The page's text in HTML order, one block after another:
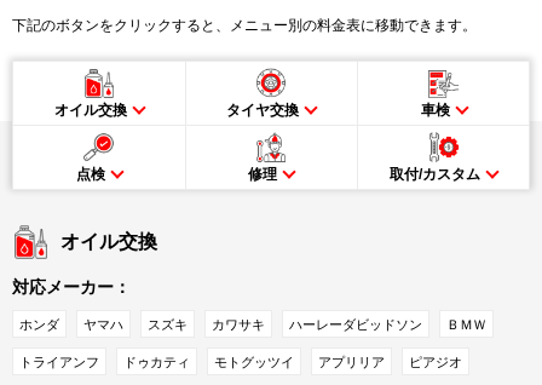
下記のボタンをクリックすると、メニュー別の料金表に移動できます。
オイル交換 タイヤ交換 車検
点検 修理 取付/カスタム
オイル交換
対応メーカー：
ホンダ ヤマハ スズキ カワサキ ハーレーダビッドソン ＢＭＷ
トライアンフ ドゥカティ モトグッツイ アプリリア ピアジオ